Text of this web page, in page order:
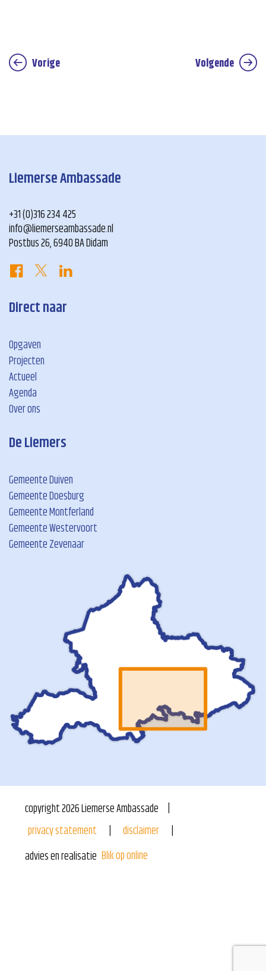
Vorige Volgende
Liemerse Ambassade
+31 (0)316 234 425
info@liemerseambassade.nl
Postbus 26, 6940 BA Didam
Direct naar
Opgaven
Projecten
Actueel
Agenda
Over ons
De Liemers
Gemeente Duiven
Gemeente Doesburg
Gemeente Montferland
Gemeente Westervoort
Gemeente Zevenaar
copyright2026Liemerse Ambassade
privacy statement
disclaimer
advies en realisatie Blik op online